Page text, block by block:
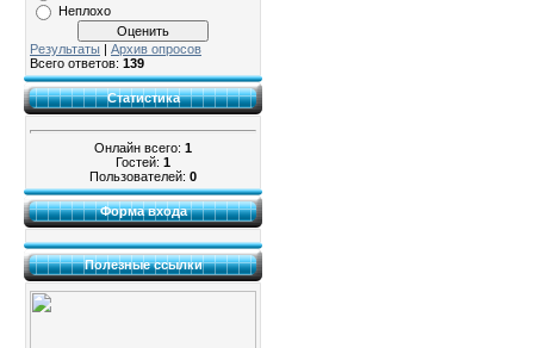
Неплохо
Результаты | Архив опросов
Всего ответов: 139
Статистика
Онлайн всего: 1
Гостей: 1
Пользователей: 0
Форма входа
Полезные ссылки